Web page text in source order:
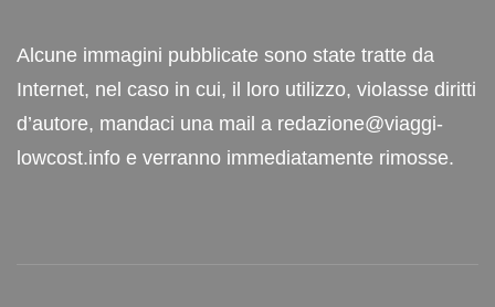
Alcune immagini pubblicate sono state tratte da
Internet, nel caso in cui, il loro utilizzo, violasse diritti
d’autore, mandaci una mail a redazione@viaggi-
lowcost.info e verranno immediatamente rimosse.